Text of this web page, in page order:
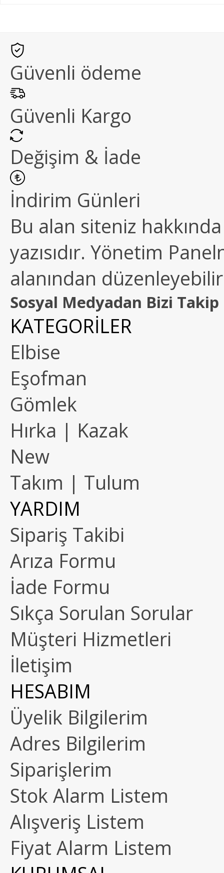
Güvenli ödeme
Güvenli Kargo
Değişim & İade
İndirim Günleri
Bu alan siteniz
yazısıdır. Yönetim
alanından
Sosyal Medyadan Bizi Takip
KATEGORİLER
Elbise
Eşofman
Gömlek
Hırka | Kazak
New
Takım | Tulum
YARDIM
Sipariş Takibi
Arıza Formu
İade Formu
Sıkça Sorulan Sorular
Müşteri Hizmetleri
İletişim
HESABIM
Üyelik Bilgilerim
Adres Bilgilerim
Siparişlerim
Stok Alarm Listem
Alışveriş Listem
Fiyat Alarm Listem